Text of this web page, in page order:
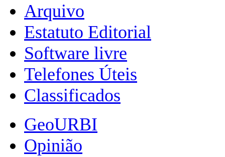
Arquivo
Estatuto Editorial
Software livre
Telefones Úteis
Classificados
GeoURBI
Opinião